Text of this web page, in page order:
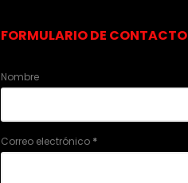
FORMULARIO DE CONTACTO
Nombre
Correo electrónico *